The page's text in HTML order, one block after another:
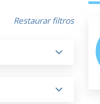
Restaurar filtros